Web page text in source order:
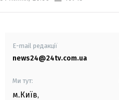
E-mail редакції
news24@24tv.com.ua
Ми тут:
м.Київ,